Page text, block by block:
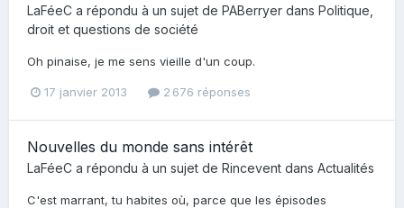
LaFéeC a répondu à un sujet de PABerryer dans Politique,
droit et questions de société
Oh pinaise, je me sens vieille d'un coup.
17 janvier 2013 2 676 réponses
Nouvelles du monde sans intérêt
LaFéeC a répondu à un sujet de Rincevent dans Actualités
C'est marrant, tu habites où, parce que les épisodes